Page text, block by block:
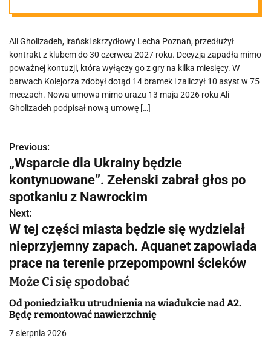
Ali Gholizadeh, irański skrzydłowy Lecha Poznań, przedłużył
kontrakt z klubem do 30 czerwca 2027 roku. Decyzja zapadła mimo
poważnej kontuzji, która wyłączy go z gry na kilka miesięcy. W
barwach Kolejorza zdobył dotąd 14 bramek i zaliczył 10 asyst w 75
meczach. Nowa umowa mimo urazu 13 maja 2026 roku Ali
Gholizadeh podpisał nową umowę […]
N
a
w
i
g
a
c
j
a
Previous:
„Wsparcie dla Ukrainy będzie
kontynuowane”. Zełenski zabrał głos po
spotkaniu z Nawrockim
Next:
W tej części miasta będzie się wydzielał
nieprzyjemny zapach. Aquanet zapowiada
prace na terenie przepompowni ścieków
Może Ci się spodobać
Od poniedziałku utrudnienia na wiadukcie nad A2.
Będę remontować nawierzchnię
7 sierpnia 2026